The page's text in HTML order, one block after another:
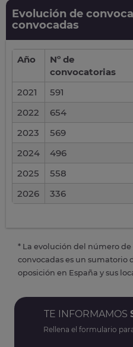
Evolución de
convocadas
Año
Nº de
convocatorias
2021
591
2022
654
2023
569
2024
496
2025
558
2026
336
* La evolución del número de
convocadas es un sumatorio
oposición en España y sus
TE INFORMAMOS
Rellena el formulario